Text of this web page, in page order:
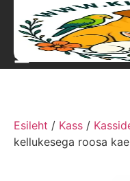
Esileht / Kass /
kellukesega roosa